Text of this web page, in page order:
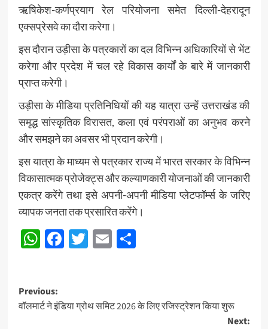
ऋषिकेश-कर्णप्रयाग रेल परियोजना समेत दिल्ली-देहरादून
एक्सप्रेसवे का दौरा करेगा।
इस दौरान उड़ीसा के पत्रकारों का दल विभिन्न अधिकारियों से भेंट
करेगा और प्रदेश में चल रहे विकास कार्यों के बारे में जानकारी
प्राप्त करेगी।
उड़ीसा के मीडिया प्रतिनिधियों की यह यात्रा उन्हें उत्तराखंड की
समृद्ध सांस्कृतिक विरासत, कला एवं परंपराओं का अनुभव करने
और समझने का अवसर भी प्रदान करेगी।
इस यात्रा के माध्यम से पत्रकार राज्य में भारत सरकार के विभिन्न
विकासात्मक प्रोजेक्ट्स और कल्याणकारी योजनाओं की जानकारी
एकत्र करेंगे तथा इसे अपनी-अपनी मीडिया प्लेटफॉर्म्स के जरिए
व्यापक जनता तक प्रसारित करेंगे।
WhatsApp
Facebook
Twitter
EmailShare
Post
navigation
Previous:
वॉलमार्ट ने इंडिया ग्रोथ समिट 2026 के लिए रजिस्ट्रेशन किया शुरू
Next: